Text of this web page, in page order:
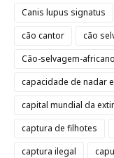
Canis lupus signatus
cão cantor
cão
Cão-selvagem-africano
capacidade de nadar
capital mundial da
captura de filhotes
captura ilegal